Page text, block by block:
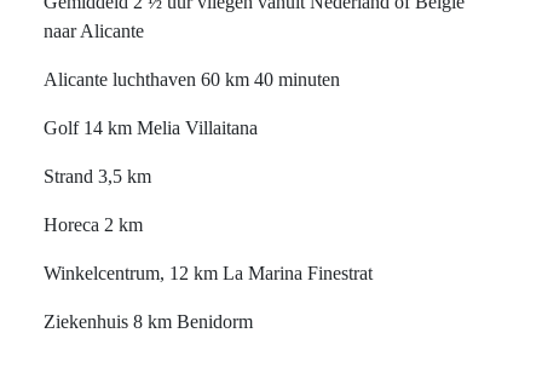
naar Alicante
Alicante luchthaven 60 km 40 minuten
Golf 14 km Melia Villaitana
Strand 3,5 km
Horeca 2 km
Winkelcentrum, 12 km La Marina Finestrat
Ziekenhuis 8 km Benidorm